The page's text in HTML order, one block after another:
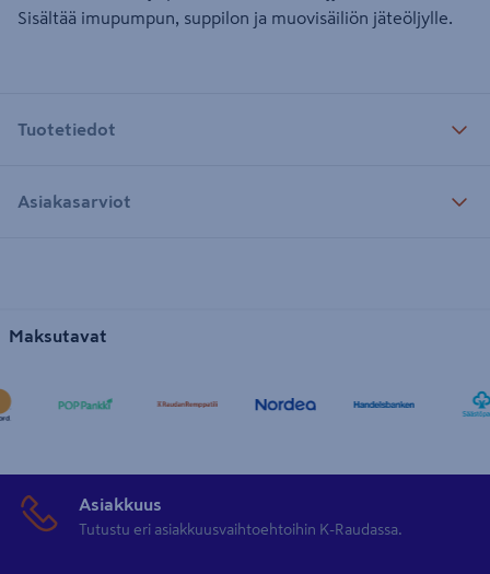
Sisältää imupumpun, suppilon ja muovisäiliön jäteöljylle.
Tuotetiedot
Asiakasarviot
Maksutavat
Asiakkuus
Tutustu eri asiakkuusvaihtoehtoihin K-Raudassa.